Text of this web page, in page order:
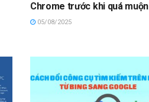
Chrome trước khi quá muộn
05/08/2025